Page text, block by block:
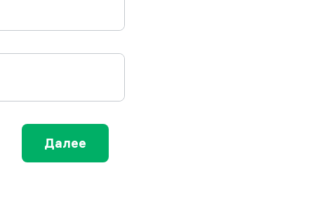
Далее